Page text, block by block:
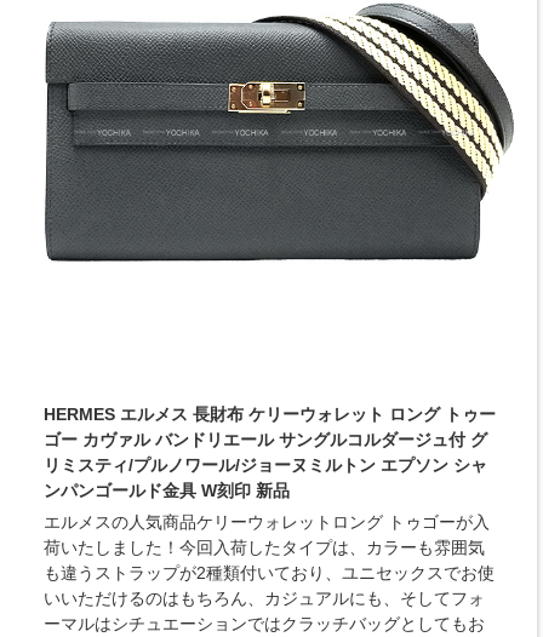
HERMES エルメス 長財布 ケリーウォレット ロング トゥー
ゴー カヴァル バンドリエール サングルコルダージュ付 グ
リミスティ/プルノワール/ジョーヌミルトン エプソン シャ
ンパンゴールド金具 W刻印 新品
エルメスの人気商品ケリーウォレットロング トゥゴーが入
荷いたしました！今回入荷したタイプは、カラーも雰囲気
も違うストラップが2種類付いており、ユニセックスでお使
いいただけるのはもちろん、カジュアルにも、そしてフォ
ーマルはシチュエーションではクラッチバッグとしてもお